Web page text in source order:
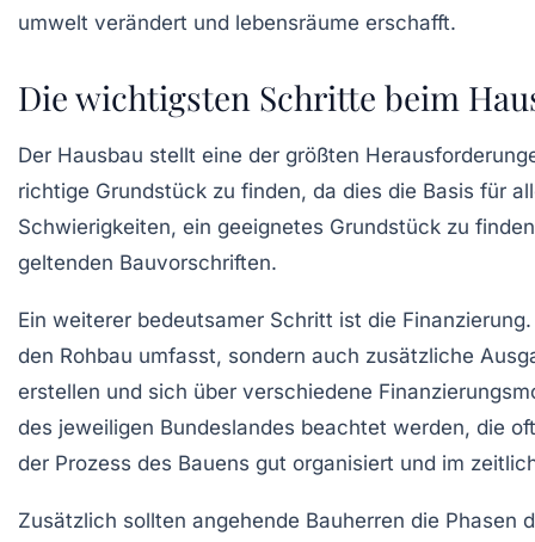
Die wichtigsten Schritte beim
Der Hausbau stellt eine der größten
richtige Grundstück zu finden, da dies die Basis für
Schwierigkeiten, ein geeignetes Grundstück zu
geltenden Bauvorschriften.
Ein weiterer bedeutsamer Schritt ist die Finanzierung
den Rohbau umfasst, sondern auch zusätzliche
erstellen und sich über verschiedene
des jeweiligen Bundeslandes beachtet werden, die
der Prozess des Bauens gut organisiert und im
Zusätzlich sollten angehende Bauherren die Phasen